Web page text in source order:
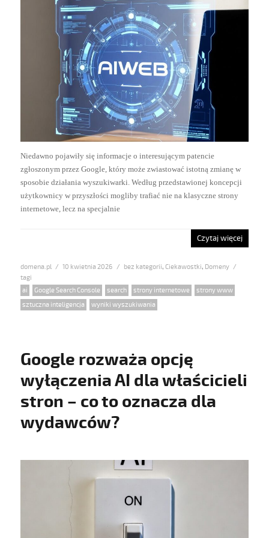
Niedawno pojawiły się informacje o interesującym patencie
zgłoszonym przez Google, który może zwiastować istotną zmianę w
sposobie działania wyszukiwarki. Według przedstawionej koncepcji
użytkownicy w przyszłości mogliby trafiać nie na klasyczne strony
internetowe, lecz na specjalnie
Czytaj więcej
domena.pl
Posted
10 kwietnia 2026 Categories
bez kategorii, Ciekawostki, Domeny
Tags
ai Google Search Console search strony internetowe strony www
sztuczna inteligencja
wyniki wyszukiwania
Google rozważa opcję
wyłączenia AI dla właścicieli
stron – co to oznacza dla
wydawców?